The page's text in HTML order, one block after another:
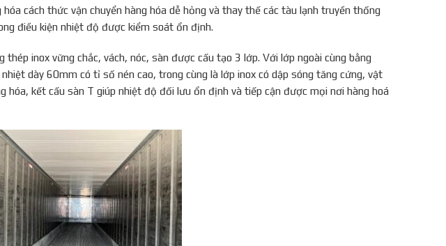
cách thức vận chuyển hàng hóa dễ hỏng và thay thế các tàu lạnh truyền thống
điều kiện nhiệt độ được kiểm soát ổn định.
inox vững chắc, vách, nóc, sàn được cấu tạo 3 lớp. Với lớp ngoài cùng bằng
dày 60mm có tỉ số nén cao, trong cùng là lớp inox có dập sóng tăng cứng, vật
hóa, kết cấu sàn T giúp nhiệt độ đối lưu ổn định và tiếp cận được mọi nơi hàng hoá